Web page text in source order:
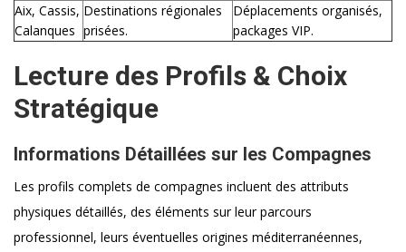
Aix, Cassis,
Calanques
Destinations régionales
prisées.
Déplacements organisés,
packages VIP.
Lecture des Profils & Choix
Stratégique
Informations Détaillées sur les Compagnes
Les profils complets de compagnes incluent des attributs
physiques détaillés, des éléments sur leur parcours
professionnel, leurs éventuelles origines méditerranéennes,